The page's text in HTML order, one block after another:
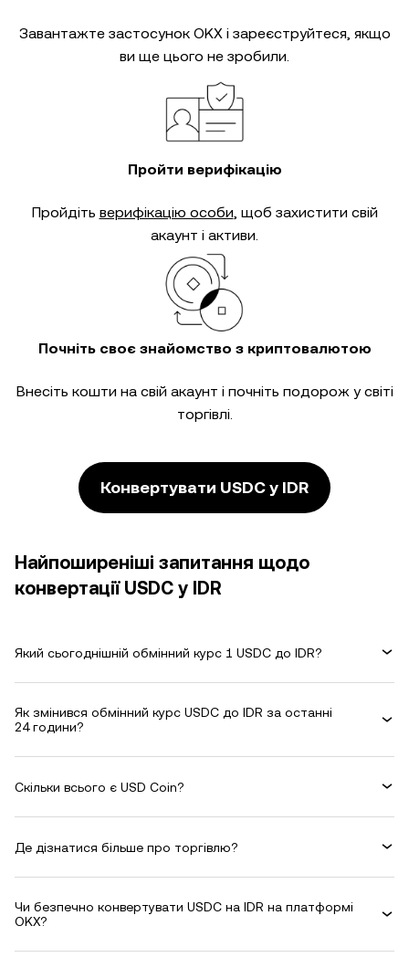
Завантажте застосунок OKX і зареєструйтеся, якщо
ви ще цього не зробили.
Пройти верифікацію
Пройдіть верифікацію особи, щоб захистити свій
акаунт і активи.
Почніть своє знайомство з криптовалютою
Внесіть кошти на свій акаунт і почніть подорож у світі
торгівлі.
Конвертувати USDC у IDR
Найпоширеніші запитання щодо
конвертації USDC у IDR
Який сьогоднішній обмінний курс 1 USDC до IDR?
Як змінився обмінний курс USDC до IDR за останні
24 години?
Скільки всього є USD Coin?
Де дізнатися більше про торгівлю?
Чи безпечно конвертувати USDC на IDR на платформі
OKX?